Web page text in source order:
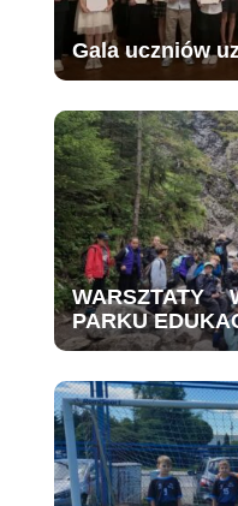
Gala uczniów
WARSZTATY
PARKU